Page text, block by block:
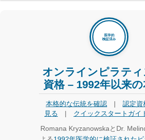
オンラインピラティ
資格 – 1992年以来
本格的な伝統を確認 |
認定資
見る
|
クイックスタートガイ
Romana KryzanowskaとDr.